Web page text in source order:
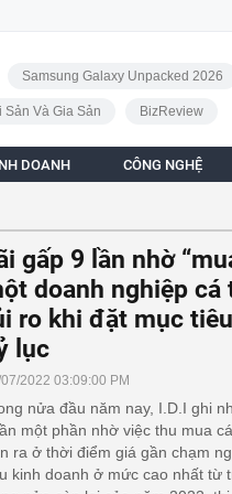
Samsung Galaxy Unpacked 2026
Sản Và Gia Sản BizReview
DOANH CÔNG NGHỆ
gấp 9 lần nhờ
doanh nghiệp
ro khi đặt mục
lục
2022 03:09:00 PM
nửa đầu năm nay, I.D.I ghi
một phần nhờ việc thu mua
ra ở thời điểm giá gần chạm
kinh doanh ở mức cao nhất từ